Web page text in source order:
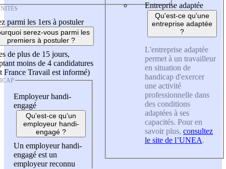
parmi les 1ers à postuler
serez-vous parmi les
premiers à postuler ?
de plus de 15 jours,
moins de 4 candidatures
France Travail est informé)
Employeur handi-
engagé
Qu'est-ce qu'un
employeur handi-
engagé ?
Un employeur handi-
engagé est un
employeur reconnu
Entreprise adaptée
Qu'est-ce qu'une
entreprise adaptée
?
L'entreprise adaptée
permet à un travailleur
en situation de
handicap d'exercer
une activité
professionnelle dans
des conditions
adaptées à ses
capacités. Pour en
savoir plus, consultez
le site de l’UNEA.